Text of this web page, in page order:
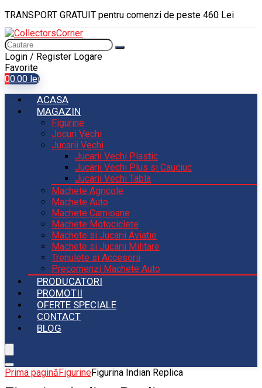
TRANSPORT GRATUIT pentru comenzi de peste 460 Lei
Login / Register Logare
Favorite
00.00 lei
ACASA
MAGAZIN
Figurine
Jocuri Vechi
Jucarii Vechi
Jucarii Vechi Plastic
Jucarii Vechi Plus si Cauciuc
Jucarii Vechi Tabla
Machete Agricole
Machete Auto
Machete Camioane
Machete Motociclete
Machete si Jucarii Aviatie
Machete si Jucarii Militare
Trenulete si Accesorii
Precomenzi Machete Auto
PRODUCATORI
PROMOTII
OFERTE SPECIALE
CONTACT
BLOG
Prima paginăFigurineFigurina Indian Replica